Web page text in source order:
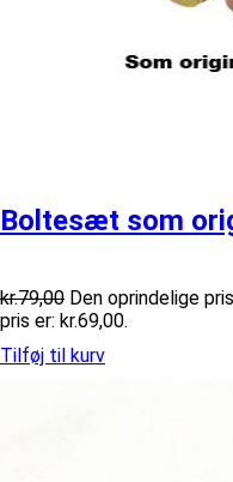
Boltesæt som
kr.79,00 Den oprindelige
pris er: kr.69,00.
Tilføj til kurv